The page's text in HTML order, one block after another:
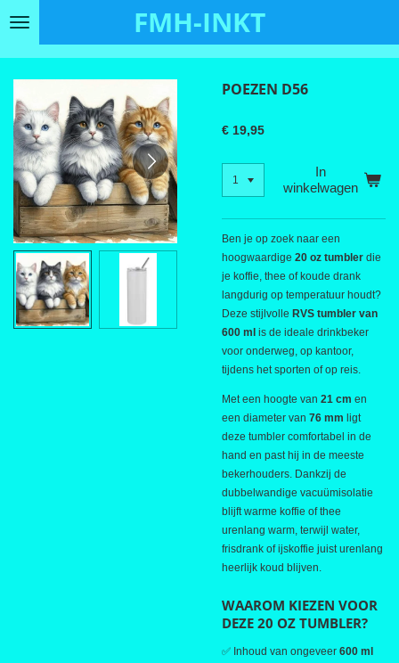
Ga
FMH-INKT
POEZEN D56
€ 19,95
In
winkelwagen
Ben je op zoek naar een
hoogwaardige 20 oz tumbler die
je koffie, thee of koude drank
langdurig op temperatuur houdt?
Deze stijlvolle RVS tumbler van
600 ml is de ideale drinkbeker
voor onderweg, op kantoor,
tijdens het sporten of op reis.
Met een hoogte van 21 cm en
een diameter van 76 mm ligt
deze tumbler comfortabel in de
hand en past hij in de meeste
bekerhouders. Dankzij de
dubbelwandige vacuümisolatie
blijft warme koffie of thee
urenlang warm, terwijl water,
frisdrank of ijskoffie juist urenlang
heerlijk koud blijven.
WAAROM KIEZEN VOOR
DEZE 20 OZ TUMBLER?
✅ Inhoud van ongeveer 600 ml